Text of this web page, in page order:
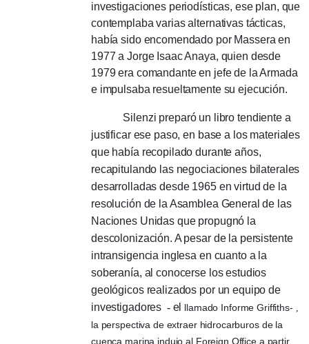
investigaciones periodísticas, ese plan, que
contemplaba varias alternativas tácticas,
había sido encomendado por Massera en
1977 a Jorge Isaac Anaya, quien desde
1979 era comandante en jefe de la Armada
e impulsaba resueltamente su ejecución.
Silenzi preparó un libro tendiente a
justificar ese paso, en base a los materiales
que había recopilado durante años,
recapitulando las negociaciones bilaterales
desarrolladas desde 1965 en virtud de la
resolución de la Asamblea General de las
Naciones Unidas que propugnó la
descolonización. A pesar de la persistente
intransigencia inglesa en cuanto a la
soberanía, al conocerse los estudios
geológicos realizados por un equipo de
investigadores - el llamado Informe Griffiths- ,
la perspectiva de extraer hidrocarburos de la
cuenca marina indujo al Foreign Office a partir